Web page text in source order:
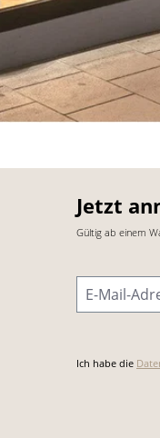
Jetzt
Gültig ab einem
E-Mail-
Ich habe die